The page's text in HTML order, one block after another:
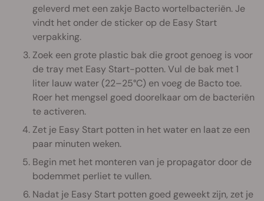
geleverd met een zakje Bacto wortelbacteriën. Je
vindt het onder de sticker op de Easy Start
verpakking.
Zoek een grote plastic bak die groot genoeg is voor
de tray met Easy Start-potten. Vul de bak met 1
liter lauw water (22–25°C) en voeg de Bacto toe.
Roer het mengsel goed doorelkaar om de bacteriën
te activeren.
Zet je Easy Start potten in het water en laat ze een
paar minuten weken.
Begin met het monteren van je propagator door de
bodemmet perliet te vullen.
Nadat je Easy Start potten goed geweekt zijn, zet je